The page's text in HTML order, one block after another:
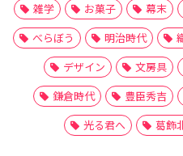
雑学
お菓子 幕末
べらぼう
明治時代
デザイン
文房具
鎌倉時代
豊臣秀吉
光る君へ
葛飾